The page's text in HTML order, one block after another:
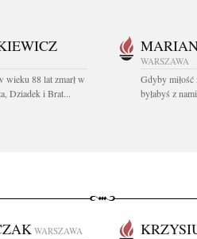
wieku 88 lat zmarł w
Dziadek i Brat...
WARSZAWA
Gdyby miłość
byłabyś z
WARSZAWA